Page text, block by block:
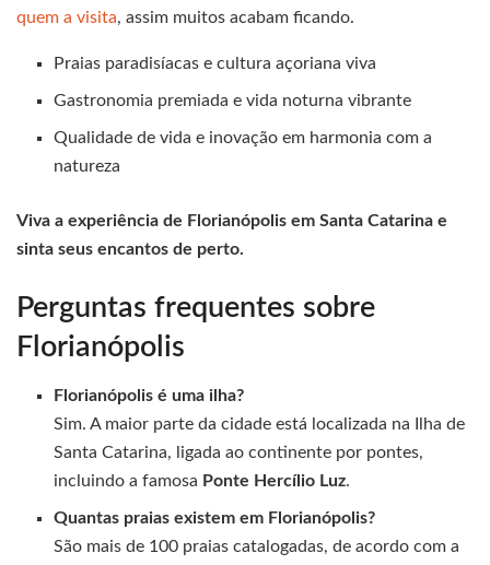
quem a visita, assim muitos acabam ficando.
Praias paradisíacas e cultura açoriana viva
Gastronomia premiada e vida noturna vibrante
Qualidade de vida e inovação em harmonia com a
natureza
Viva a experiência de Florianópolis em Santa Catarina e
sinta seus encantos de perto.
Perguntas frequentes sobre
Florianópolis
Florianópolis é uma ilha?
Sim. A maior parte da cidade está localizada na Ilha de
Santa Catarina, ligada ao continente por pontes,
incluindo a famosa Ponte Hercílio Luz.
Quantas praias existem em Florianópolis?
São mais de 100 praias catalogadas, de acordo com a